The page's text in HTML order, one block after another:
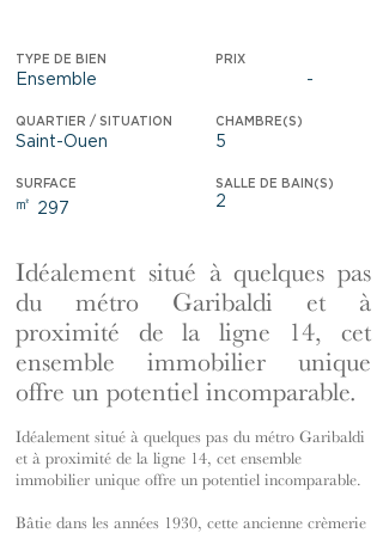
TYPE DE BIEN PRIX
Ensemble -
QUARTIER / SITUATION CHAMBRE(S)
Saint-Ouen 5
SURFACE SALLE DE BAIN(S)
㎡ 297 2
Idéalement situé à quelques pas
du métro Garibaldi et à
proximité de la ligne 14, cet
ensemble immobilier unique
offre un potentiel incomparable.
Idéalement situé à quelques pas du métro Garibaldi
et à proximité de la ligne 14, cet ensemble
immobilier unique offre un potentiel incomparable.
Bâtie dans les années 1930, cette ancienne crèmerie